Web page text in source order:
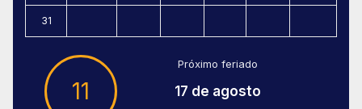
31
11
Próximo feriado
17 de agosto